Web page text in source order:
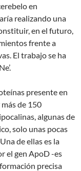
en
realizando una
en el futuro,
frente a
El trabajo se ha
presente en
de 150
algunas de
solo unas pocas
de ellas es la
el gen ApoD -es
precisa